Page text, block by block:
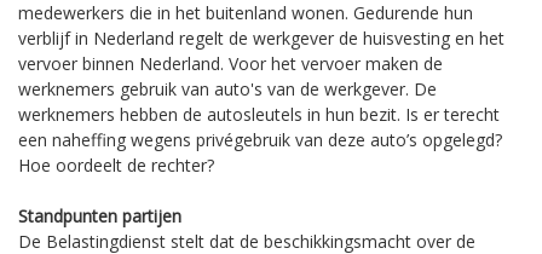
medewerkers die in het buitenland wonen. Gedurende hun
verblijf in Nederland regelt de werkgever de huisvesting en het
vervoer binnen Nederland. Voor het vervoer maken de
werknemers gebruik van auto's van de werkgever. De
werknemers hebben de autosleutels in hun bezit. Is er terecht
een naheffing wegens privégebruik van deze auto’s opgelegd?
Hoe oordeelt de rechter?
Standpunten partijen
De Belastingdienst stelt dat de beschikkingsmacht over de